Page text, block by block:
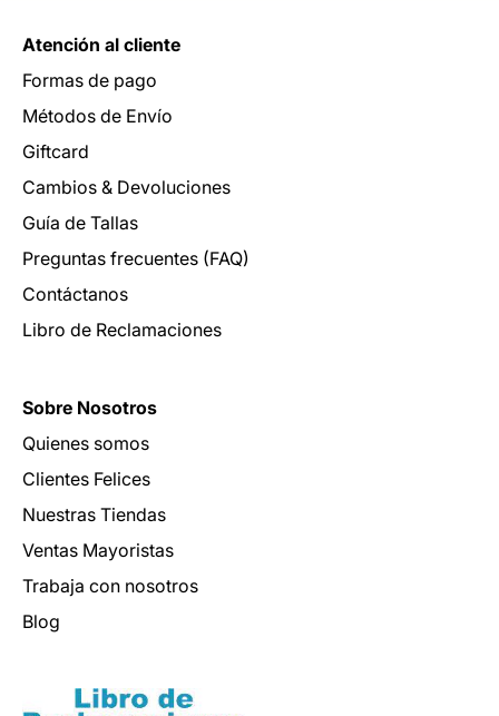
Atención al cliente
Formas de pago
Métodos de Envío
Giftcard
Cambios & Devoluciones
Guía de Tallas
Preguntas frecuentes (FAQ)
Contáctanos
Libro de Reclamaciones
Sobre Nosotros
Quienes somos
Clientes Felices
Nuestras Tiendas
Ventas Mayoristas
Trabaja con nosotros
Blog